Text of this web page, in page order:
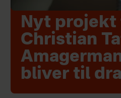
Nyt projekt
Christian
bliver til